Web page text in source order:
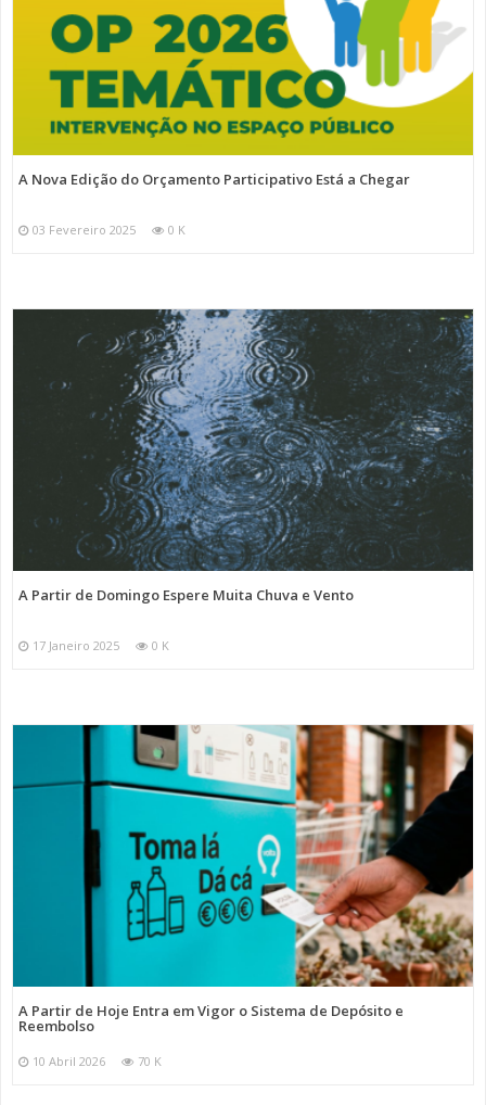
A Nova Edição do Orçamento Participativo Está a Chegar
03 Fevereiro 2025 0 K
A Partir de Domingo Espere Muita Chuva e Vento
17 Janeiro 2025 0 K
A Partir de Hoje Entra em Vigor o Sistema de Depósito e
Reembolso
10 Abril 2026 70 K